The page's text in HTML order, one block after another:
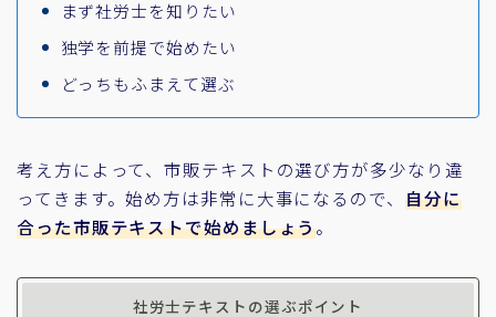
まず社労士を知りたい
独学を前提で始めたい
どっちもふまえて選ぶ
考え方によって、市販テキストの選び方が多少なり違
ってきます。始め方は非常に大事になるので、 自分に
合った市販テキストで始めましょう。
社労士テキストの選ぶポイント